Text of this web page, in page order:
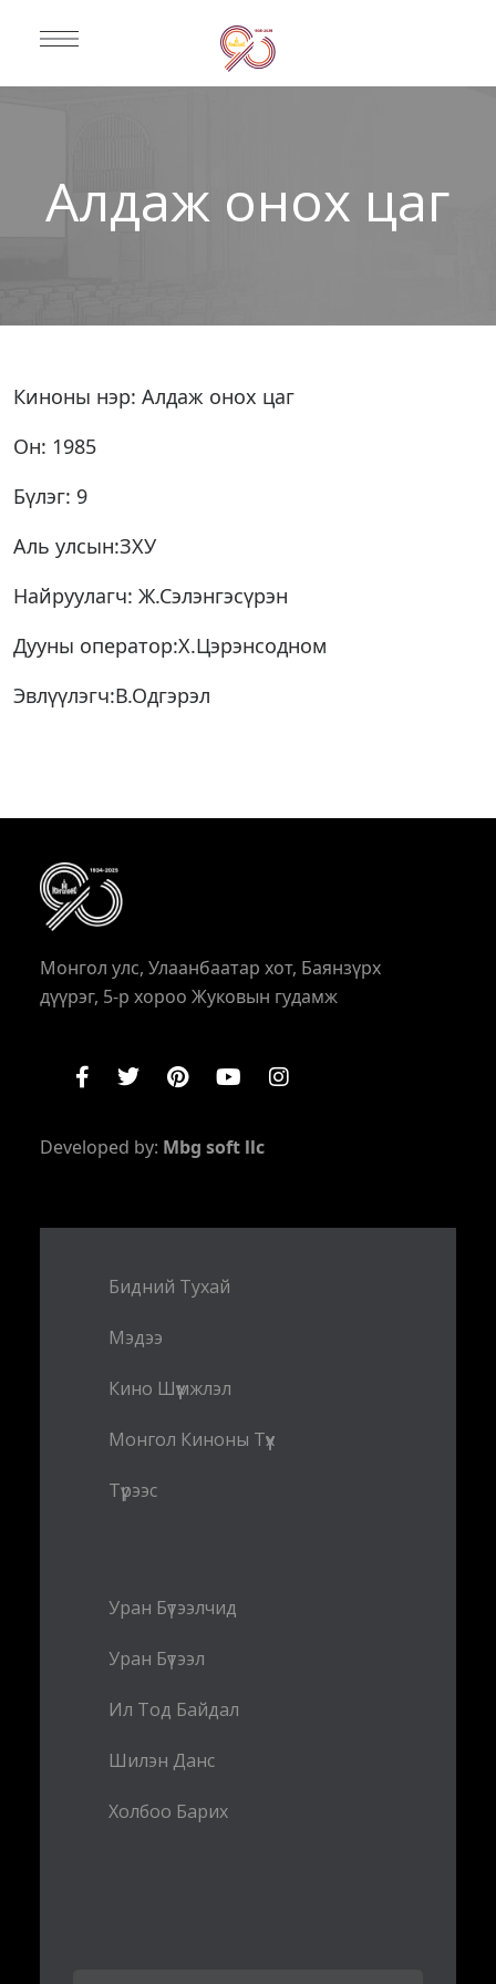
Алдаж онох цаг
Киноны нэр: Алдаж онох цаг
Он: 1985
Бүлэг: 9
Аль улсын:ЗХУ
Найруулагч: Ж.Сэлэнгэсүрэн
Дууны оператор:Х.Цэрэнсодном
Эвлүүлэгч:В.Одгэрэл
Монгол улс, Улаанбаатар хот, Баянзүрх
дүүрэг, 5-р хороо Жуковын гудамж
Developed by: Mbg soft llc
Бидний Тухай
Мэдээ
Кино Шүүмжлэл
Монгол Киноны Түүх
Түрээс
Уран Бүтээлчид
Уран Бүтээл
Ил Тод Байдал
Шилэн Данс
Холбоо Барих